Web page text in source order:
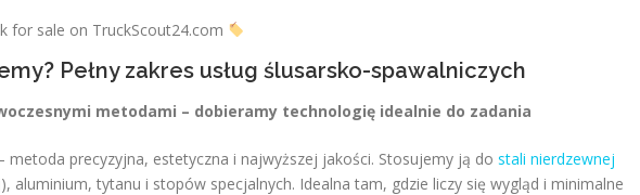
for sale on TruckScout24.com
Pełny zakres usług ślusarsko-spawalniczych
metodami – dobieramy technologię idealnie do zadania
metoda precyzyjna, estetyczna i najwyższej jakości. Stosujemy ją do stali nierdzewnej
aluminium, tytanu i stopów specjalnych. Idealna tam, gdzie liczy się wygląd i minimalne